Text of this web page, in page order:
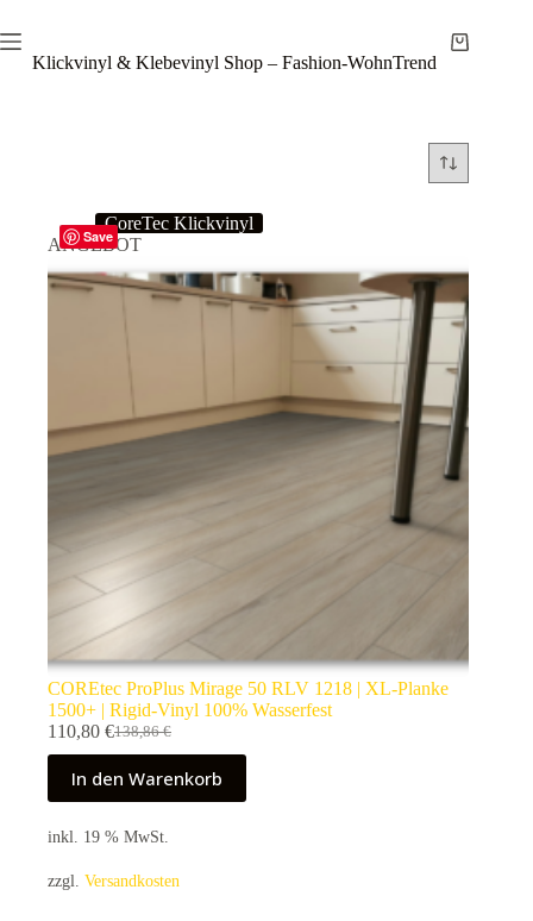
Inhalt
springenKlickvinyl & Klebevinyl Shop – Fashion-WohnTrend
Warenkorb
Save
CoreTec Klickvinyl
ANGEBOT
COREtec ProPlus Mirage 50 RLV 1218 | XL-Planke
1500+ | Rigid-Vinyl 100% Wasserfest
138,86€
Ursprünglicher
war:
138,86 €
110,80 €Aktueller
ist:
110,80 €.
In den Warenkorb
inkl. 19 % MwSt.
zzgl. Versandkosten